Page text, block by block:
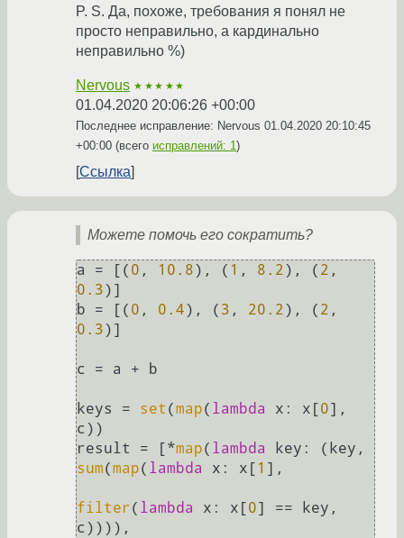
P. S. Да, похоже, требования я понял не
просто неправильно, а кардинально
неправильно %)
Nervous ★★★★★
01.04.2020 20:06:26 +00:00
Последнее исправление: Nervous 01.04.2020 20:10:45
+00:00 (всего исправлений: 1)
Ссылка
Можете помочь его сократить?
a = [( 0 , 10.8), ( 1 , 8.2), ( 2
0.3)]
b = [( 0 , 0.4), ( 3 , 20.2), ( 2
0.3)]
c = a + b
keys = set (map( lambda x: x[0],
c))
result = [*map( lambda
sum(map( lambda x: x[ 1 ],
filter( lambda x: x[0] == key,
c)))),